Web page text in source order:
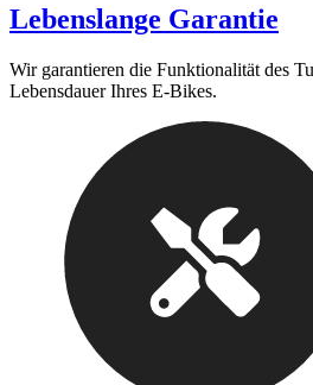
Lebenslange Garantie
Wir garantieren die Funktionalität des
Lebensdauer Ihres E-Bikes.